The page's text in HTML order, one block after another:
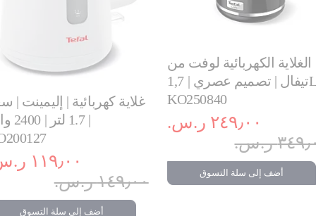
غلاية كهربائية | إليمينت |
1.7
١١٩٫٠٠ ر.س.‏
١٤٩٫٠٠ ر.س.‏
أضف إلى سلة التسوق
الغلاية الكهربائية لوفت من
تيفال | تصميم عصري | 1,7L |
KO250840
٢٤٩٫٠٠ ر.س.‏
ر.س.‏
أضف إلى سلة التسوق